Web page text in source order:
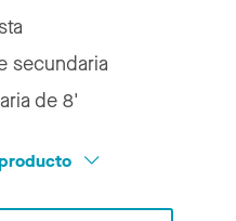
secundaria
de 8'